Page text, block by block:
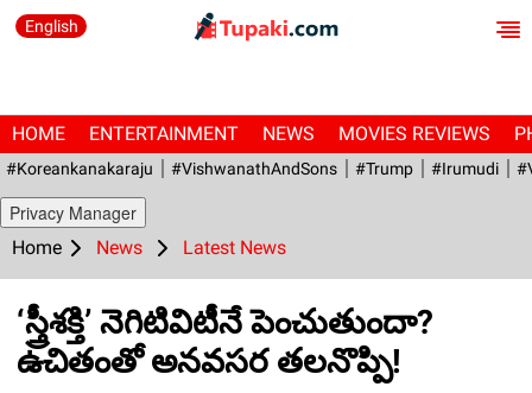
English
HOME ENTERTAINMENT NEWS MOVIES REVIEWS
#Koreankanakaraju #VishwanathAndSons #Trump #irumudi
Privacy Manager
Home News Latest News
‘స్త్రీశక్తి’ నెగిటివిటీనే పెంచుతుందా?
ఉచితంతో అనవసర తలనొప్పి!